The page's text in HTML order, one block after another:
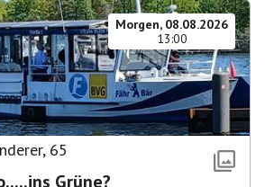
Morgen, 08.08.2026
13:00
, 65
Grüne?